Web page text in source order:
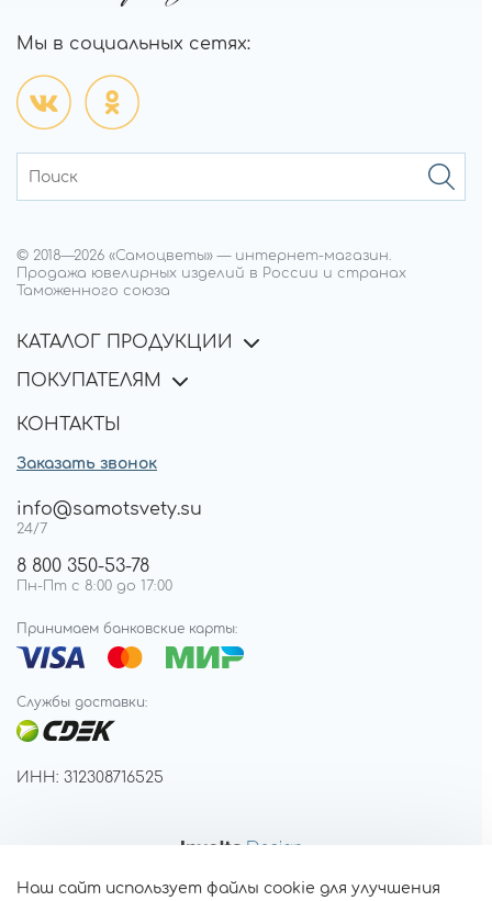
Мы в социальных сетях:
© 2018—2026 «Самоцветы» — интернет-магазин.
Продажа ювелирных изделий в России и странах
Таможенного союза
КАТАЛОГ ПРОДУКЦИИ
ПОКУПАТЕЛЯМ
КОНТАКТЫ
Заказать звонок
info@samotsvety.su
24/7
8 800 350-53-78
Пн-Пт с 8:00 до 17:00
Принимаем банковские карты:
Службы доставки:
ИНН: 312308716525
Наш сайт использует файлы cookie для улучшения